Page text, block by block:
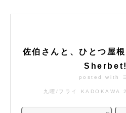
佐伯さんと、ひとつ
posted with
九曜/フライ KADOKAWA